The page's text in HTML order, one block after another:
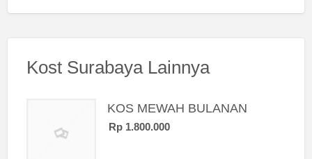
Kost Surabaya Lainnya
KOS MEWAH BULANAN
Rp 1.800.000